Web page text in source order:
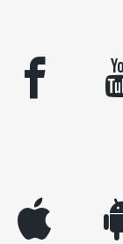
facebook
appleinc